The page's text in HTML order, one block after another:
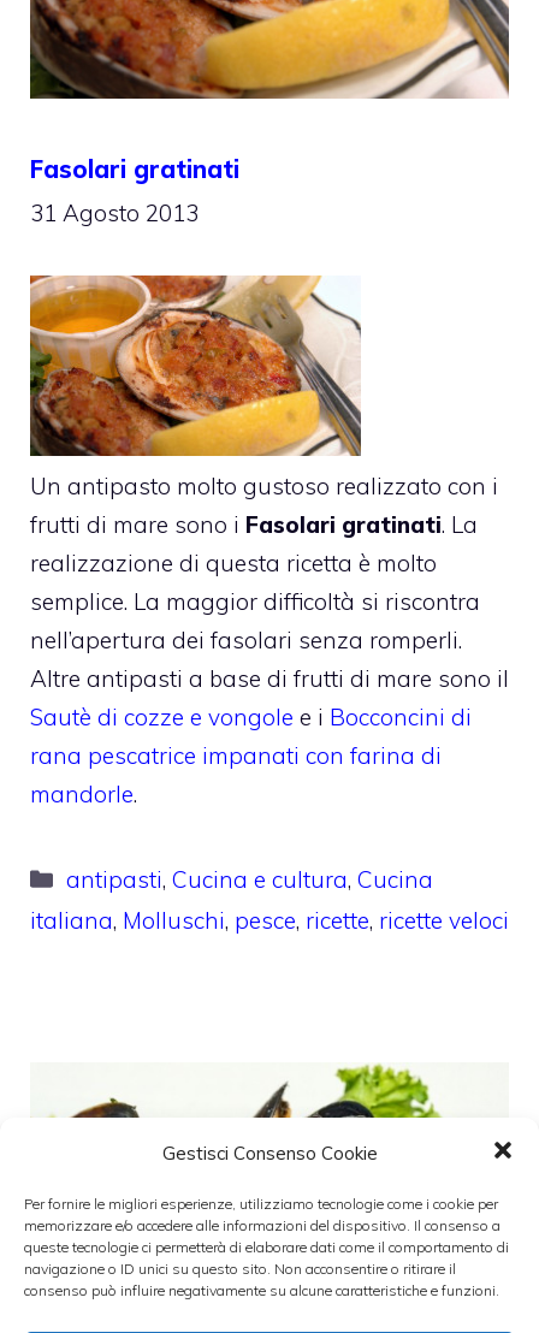
Gestisci Consenso Cookie
Per fornire le migliori esperienze, utilizziamo tecnologie come i cookie per
memorizzare e/o accedere alle informazioni del dispositivo. Il consenso a
queste tecnologie ci permetterà di elaborare dati come il comportamento di
navigazione o ID unici su questo sito. Non acconsentire o ritirare il
consenso può influire negativamente su alcune caratteristiche e funzioni.
Fasolari gratinati
31 Agosto 2013
Un antipasto molto gustoso realizzato con i
frutti di mare sono i Fasolari gratinati. La
realizzazione di questa ricetta è molto
semplice. La maggior difficoltà si riscontra
nell’apertura dei fasolari senza romperli.
Altre antipasti a base di frutti di mare sono il
Sautè di cozze e vongole e i Bocconcini di
rana pescatrice impanati con farina di
mandorle.
Categorie
antipasti,Cucina e cultura,Cucina
italiana, Molluschi, pesce, ricette, ricette veloci